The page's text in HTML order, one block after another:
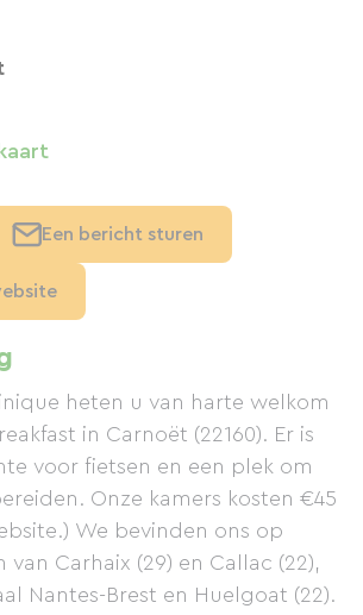
heten u van harte welkom
in Carnoët (22160). Er is
voor fietsen en een plek om
Onze kamers kosten €45
We bevinden ons op
van Carhaix (29) en Callac (22),
Nantes-Brest en Huelgoat (22).
Een bericht sturen